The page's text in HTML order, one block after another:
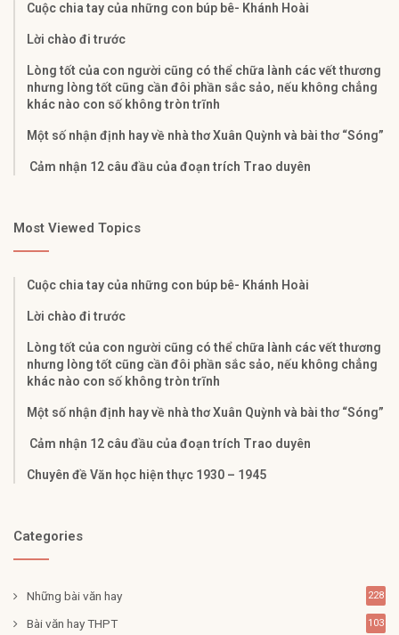
Cuộc chia tay của những con búp bê- Khánh Hoài
Lời chào đi trước
Lòng tốt của con người cũng có thể chữa lành các vết thương
nhưng lòng tốt cũng cần đôi phần sắc sảo, nếu không chẳng
khác nào con số không tròn trĩnh
Một số nhận định hay về nhà thơ Xuân Quỳnh và bài thơ “Sóng”
Cảm nhận 12 câu đầu của đoạn trích Trao duyên
Most Viewed Topics
Cuộc chia tay của những con búp bê- Khánh Hoài
Lời chào đi trước
Lòng tốt của con người cũng có thể chữa lành các vết thương
nhưng lòng tốt cũng cần đôi phần sắc sảo, nếu không chẳng
khác nào con số không tròn trĩnh
Một số nhận định hay về nhà thơ Xuân Quỳnh và bài thơ “Sóng”
Cảm nhận 12 câu đầu của đoạn trích Trao duyên
Chuyên đề Văn học hiện thực 1930 – 1945
Categories
Những bài văn hay 228
Bài văn hay THPT 103